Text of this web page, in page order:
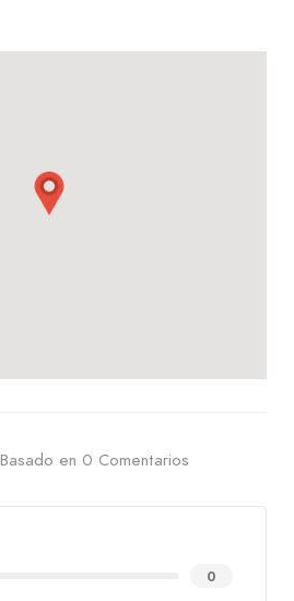
Basado en 0 Comentarios
0